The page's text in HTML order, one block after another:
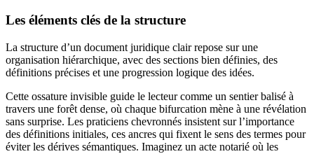
Les éléments clés de la structure
La structure d’un document juridique clair repose sur une
organisation hiérarchique, avec des sections bien définies, des
définitions précises et une progression logique des idées.
Cette ossature invisible guide le lecteur comme un sentier balisé à
travers une forêt dense, où chaque bifurcation mène à une révélation
sans surprise. Les praticiens chevronnés insistent sur l’importance
des définitions initiales, ces ancres qui fixent le sens des termes pour
éviter les dérives sémantiques. Imaginez un acte notarié où les